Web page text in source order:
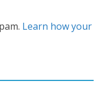
Learn how your